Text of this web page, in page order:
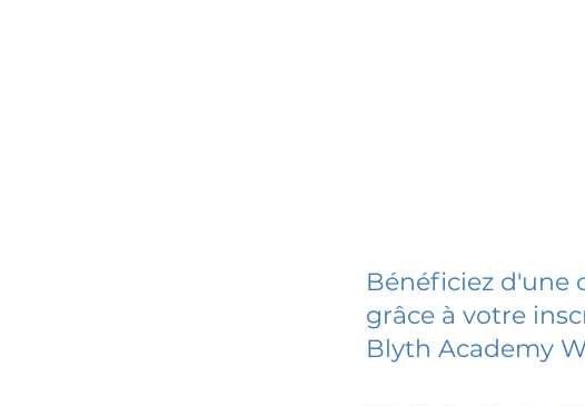
Bénéficiez d'une
grâce à votre
Blyth Academy